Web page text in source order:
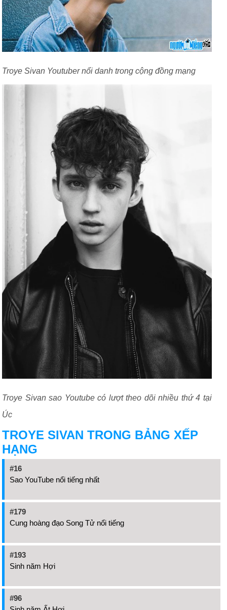
Troye Sivan Youtuber nổi danh trong cộng đồng mạng
Troye Sivan sao Youtube có lượt theo dõi nhiều thứ 4 tại
Úc
TROYE SIVAN TRONG BẢNG XẾP
HẠNG
#16
Sao YouTube nổi tiếng nhất
#179
Cung hoàng đạo Song Tử nổi tiếng
#193
Sinh năm Hợi
#96